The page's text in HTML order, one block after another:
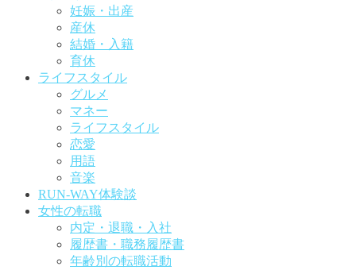
妊娠・出産
産休
結婚・入籍
育休
ライフスタイル
グルメ
マネー
ライフスタイル
恋愛
用語
音楽
RUN-WAY体験談
女性の転職
内定・退職・入社
履歴書・職務履歴書
年齢別の転職活動